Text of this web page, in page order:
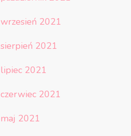
wrzesień 2021
sierpień 2021
lipiec 2021
czerwiec 2021
maj 2021